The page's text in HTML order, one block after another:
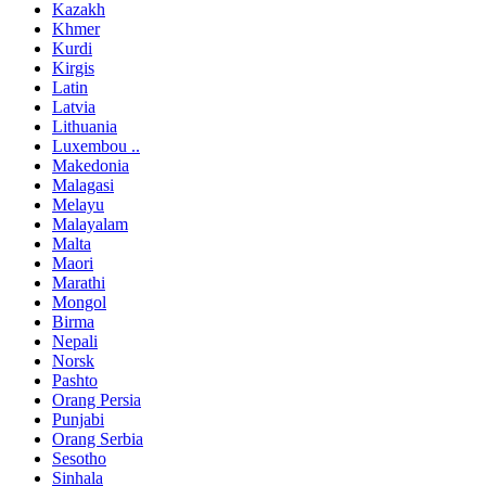
Kazakh
Khmer
Kurdi
Kirgis
Latin
Latvia
Lithuania
Luxembou ..
Makedonia
Malagasi
Melayu
Malayalam
Malta
Maori
Marathi
Mongol
Birma
Nepali
Norsk
Pashto
Orang Persia
Punjabi
Orang Serbia
Sesotho
Sinhala